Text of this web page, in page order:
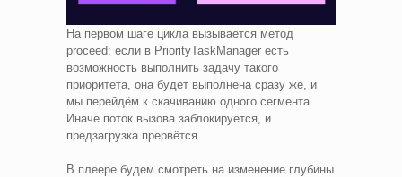
На первом шаге цикла вызывается метод
proceed: если в PriorityTaskManager есть
возможность выполнить задачу такого
приоритета, она будет выполнена сразу же, и
мы перейдём к скачиванию одного сегмента.
Иначе поток вызова заблокируется, и
предзагрузка прервётся.
В плеере будем смотреть на изменение глубины